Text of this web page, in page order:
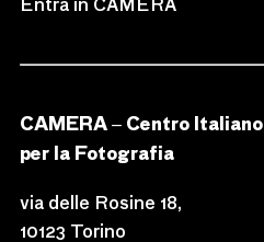
Entra in CAMERA
CAMERA – Centro Italiano
per la Fotografia
via delle Rosine 18,
10123 Torino